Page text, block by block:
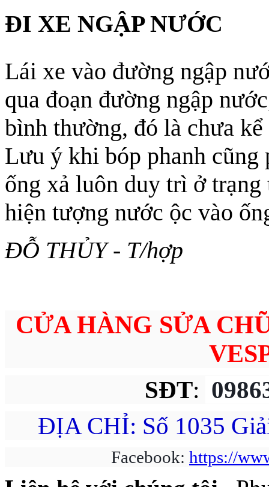
ĐI XE NGẬP NƯỚC
Lái xe vào đường ngập
qua đoạn đường ngập
bình thường, đó là chưa
Lưu ý khi bóp phanh cũng
ống xả luôn duy trì ở
hiện tượng nước ộc vào
ĐỖ THỦY - T/hợp
CỬA HÀNG SỬA
SĐT:
ĐỊA CHỈ: Số 1035
Facebook: https://